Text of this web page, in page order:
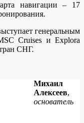
навигации – 17
генеральным
Cruises и Explora
СНГ.
Михаил
Алексеев,
основатель